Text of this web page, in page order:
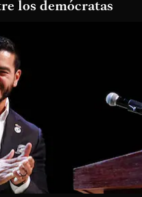
los demócratas